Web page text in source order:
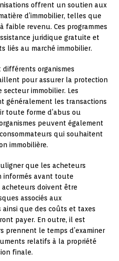
offrent un soutien aux
d’immobilier, telles que
faible revenu. Ces programmes
juridique gratuite et
liés au marché immobilier.
différents organismes
pour assurer la protection
immobilier. Les
généralement les transactions
toute forme d’abus ou
peuvent également
qui souhaitent
immobilière.
que les acheteurs
informés avant toute
acheteurs doivent être
associés aux
ainsi que des coûts et taxes
payer. En outre, il est
prennent le temps d’examiner
relatifs à la propriété
finale.